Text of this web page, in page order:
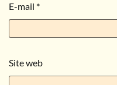
E-mail *
Site web